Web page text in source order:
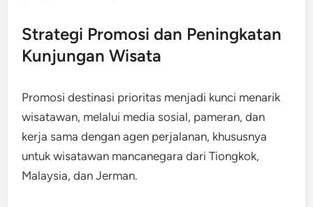
Strategi Promosi dan Peningkatan
Kunjungan Wisata
Promosi destinasi prioritas menjadi kunci menarik
wisatawan, melalui media sosial, pameran, dan
kerja sama dengan agen perjalanan, khususnya
untuk wisatawan mancanegara dari Tiongkok,
Malaysia, dan Jerman.